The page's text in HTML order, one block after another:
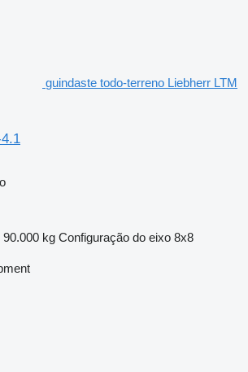
guindaste todo-terreno Liebherr LTM
90.000 kg Configuração do eixo 8x8